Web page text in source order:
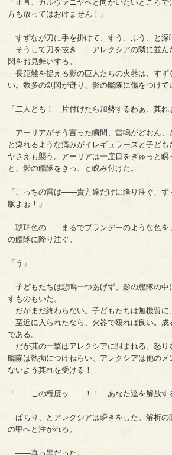
「正直、カルヴァニヤへと向かいたいとこ
方も放ってはおけません！」
すずなが刀に手を掛けて、すう、ふう、と深
そうして刀を抜き――アレクシアの隣に並ん
閃をお見舞いする。
長距離を捉える影の巨人たちの火器は、すず
い。数多の剣閃が迸り、影の艦隊に傷をつけて
「二人とも！ 片付けたら加勢するわぁ、其れ
アーリアがそう言った瞬間、雷鳴がどおん、
と痺れるような痛みがイレギュラーズと子ども
ヤさえも襲う。アーリアは一度目をぎゅっと
と、影の艦隊をきっ、と睨み付けた。
「こっちの雷は――貴方達だけに降り注ぐ、ず
版よぉ！」
琥珀色の――まるでブランデーのような色を
の艦隊に降り注ぐ。
「う」
子どもたちは悲鳴一つあげず、影の艦隊の中
すものもいた。
だがまだ終わらない。子どもたちは無機質に
至近に入られたなら、火器で殴れば良い。成
である。
だが其の一撃はアレクシアに阻まれる。怒り
艦隊は執拗につけねらい、アレクシアは他の
ないよう其れを受ける！
「……この程度ッ……！！ あなた達を解放す
ぱちり、とアレクシアは瞬きをした。解析の
の甲へと注がれる。
――真っ黒だった。